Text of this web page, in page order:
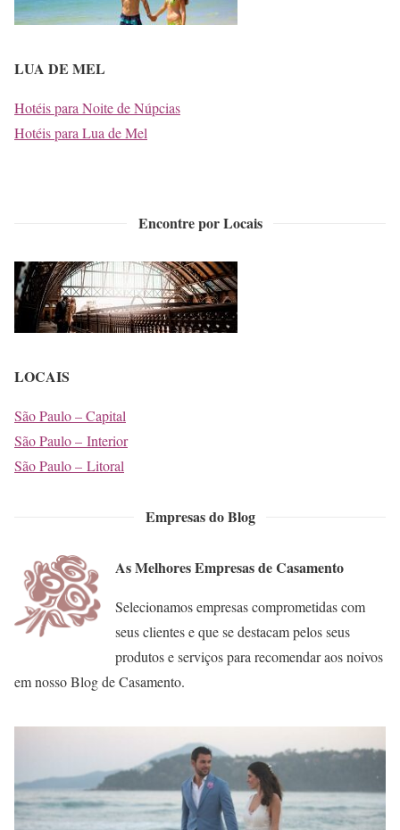
LUA DE MEL
Hotéis para Noite de Núpcias
Hotéis para Lua de Mel
Encontre por Locais
LOCAIS
São Paulo – Capital
São Paulo – Interior
São Paulo – Litoral
Empresas do Blog
As Melhores Empresas de Casamento
Selecionamos empresas comprometidas com
seus clientes e que se destacam pelos seus
produtos e serviços para recomendar aos noivos
em nosso Blog de Casamento.